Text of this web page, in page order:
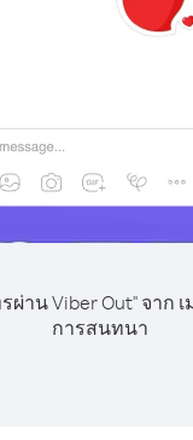
ผ่าน Viber Out" จาก
การสนทนา